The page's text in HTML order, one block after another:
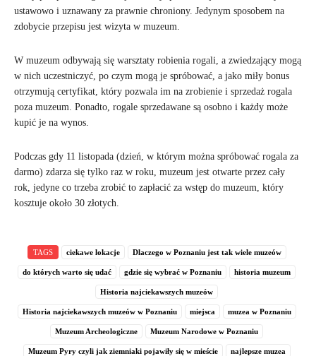
ustawowo i uznawany za prawnie chroniony. Jedynym sposobem na
zdobycie przepisu jest wizyta w muzeum.
W muzeum odbywają się warsztaty robienia rogali, a zwiedzający mogą
w nich uczestniczyć, po czym mogą je spróbować, a jako miły bonus
otrzymują certyfikat, który pozwala im na zrobienie i sprzedaż rogala
poza muzeum. Ponadto, rogale sprzedawane są osobno i każdy może
kupić je na wynos.
Podczas gdy 11 listopada (dzień, w którym można spróbować rogala za
darmo) zdarza się tylko raz w roku, muzeum jest otwarte przez cały
rok, jedyne co trzeba zrobić to zapłacić za wstęp do muzeum, który
kosztuje około 30 złotych.
TAGS ciekawe lokacje Dlaczego w Poznaniu jest tak wiele muzeów
do których warto się udać gdzie się wybrać w Poznaniu historia muzeum
Historia najciekawszych muzeów
Historia najciekawszych muzeów w Poznaniu miejsca muzea w Poznaniu
Muzeum Archeologiczne Muzeum Narodowe w Poznaniu
Muzeum Pyry czyli jak ziemniaki pojawiły się w mieście najlepsze muzea